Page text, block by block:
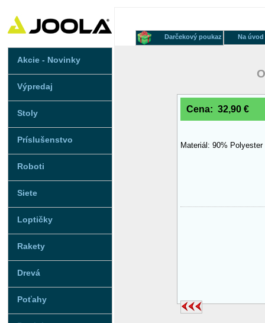
Akcie - Novinky
Výpredaj
Stoly
Príslušenstvo
Roboti
Siete
Loptičky
Rakety
Drevá
Poťahy
Na úvod
Darčekový poukaz
Cena: 32,90 €
Materiál: 90%